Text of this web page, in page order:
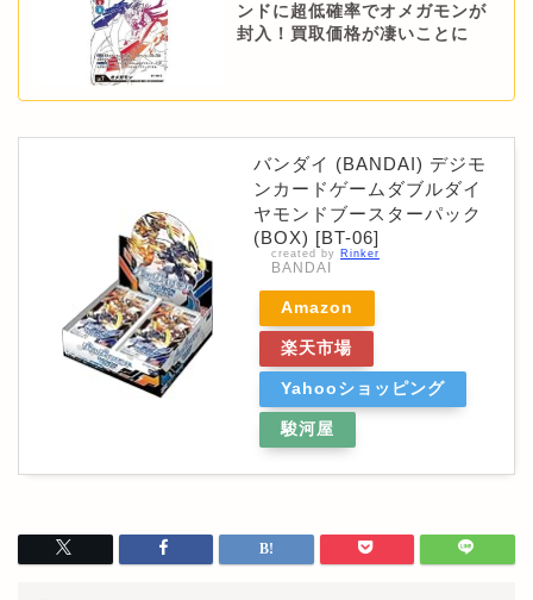
ンドに超低確率でオメガモンが
封入！買取価格が凄いことに
バンダイ (BANDAI) デジモ
ンカードゲームダブルダイ
ヤモンドブースターパック
(BOX) [BT-06]
created by Rinker
BANDAI
Amazon
楽天市場
Yahooショッピング
駿河屋